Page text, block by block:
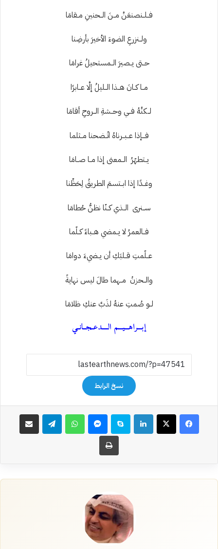
فــلــنصنعَنَّ مــنَ الــحنينِ مــقامَا
ولــنزرعِ الضوءَ الأخيرَ بأرضِنا
حــتى يــصيرَ الــمستحيلُ غرامَا
مــا كــانَ هــذا الــليلُ إلَّا عــابرًا
لــكنَّهُ فــي وحــشةِ الــروحِ أقامَا
فـــإذا عــبــرناهُ اتّــضحنا مــثلما
يــتطهّرُ الــمعنى إذا مــا صــامَا
وغــدًا إذا ابــتسمَ الطريقُ لِحَظِّنا
ســنرى الــذي كــنّا نظنُّ حُطامَا
فــالعمرُ لا يــمضي هــباءً كــلّما
عــلّمتِ قــلبَكِ أن يــضيءَ دوامَا
والــحزنُ مــهما طالَ ليس نهايةً
لــو صُمتِ عنهُ لذَبَّ عنكِ ظلامَا
إبـــراهـــيـــم الــــدعــجــانــي
نسخ الرابط
فيسبوك‫X لينكدإن سكايب ماسنجر واتساب تيلقرام مشاركة عبر البريد
طباعة